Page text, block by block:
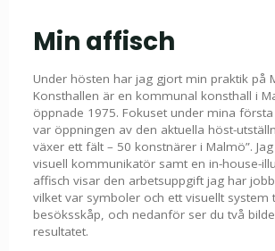
Min affisch
Under hösten har jag gjort min praktik på
Konsthallen är en kommunal konsthall i
öppnade 1975. Fokuset under mina
var öppningen av den aktuella höst-
växer ett fält – 50 konstnärer i Malmö”.
visuell kommunikatör samt en in-house-
affisch visar den arbetsuppgift jag har
vilket var symboler och ett visuellt system
besöksskåp, och nedanför ser du två
resultatet.